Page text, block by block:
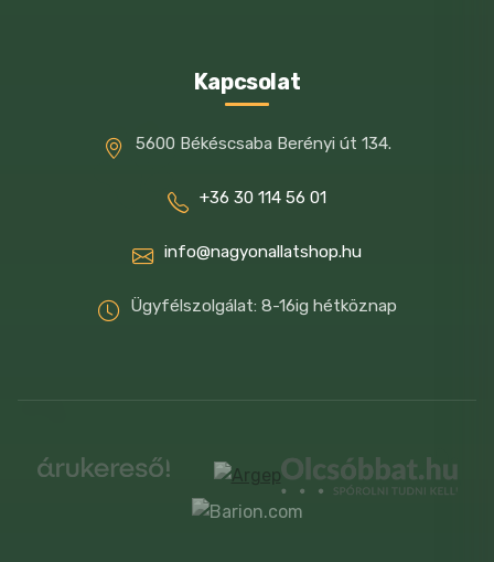
Kapcsolat
5600 Békéscsaba Berényi út 134.
+36 30 114 56 01
info@nagyonallatshop.hu
Ügyfélszolgálat: 8-16ig hétköznap